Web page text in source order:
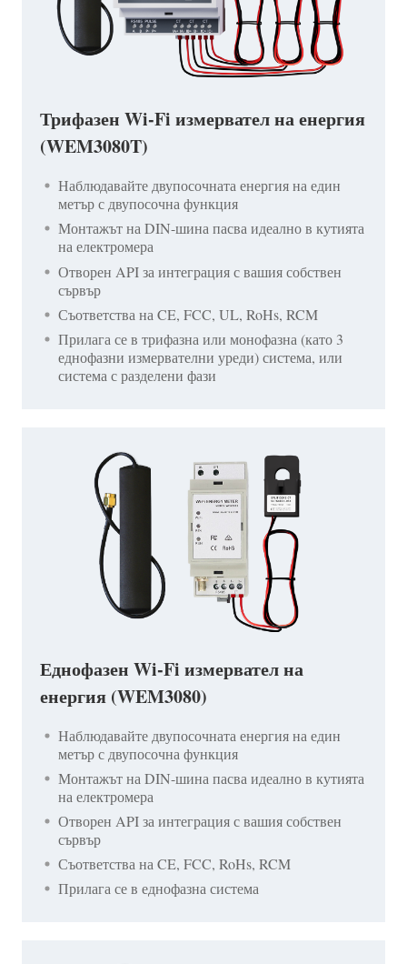
Трифазен Wi-Fi измервател на енергия
(WEM3080T)
Наблюдавайте двупосочната енергия на един
метър с двупосочна функция
Монтажът на DIN-шина пасва идеално в кутията
на електромера
Отворен API за интеграция с вашия собствен
сървър
Съответства на CE, FCC, UL, RoHs, RCM
Прилага се в трифазна или монофазна (като 3
еднофазни измервателни уреди) система, или
система с разделени фази
Еднофазен Wi-Fi измервател на
енергия (WEM3080)
Наблюдавайте двупосочната енергия на един
метър с двупосочна функция
Монтажът на DIN-шина пасва идеално в кутията
на електромера
Отворен API за интеграция с вашия собствен
сървър
Съответства на CE, FCC, RoHs, RCM
Прилага се в еднофазна система